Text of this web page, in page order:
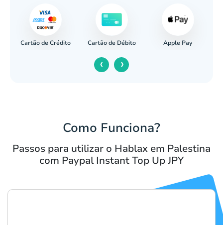
Cartão de Crédito Cartão de Débito Apple Pay
‹ ›
Como Funciona?
Passos para utilizar o Hablax em Palestina
com Paypal Instant Top Up JPY